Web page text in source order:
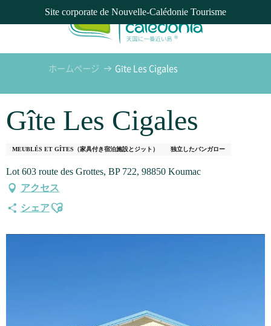
Site corporate de Nouvelle-Calédonie Tourisme
ホームページ Gîte Les Cigales
Gîte Les Cigales
MEUBLÉS ET GÎTES（家具付き宿泊施設とジット） 独立したバンガロー
Lot 603 route des Grottes, BP 722, 98850 Koumac
アクセス
シェアAjouter aux favoris